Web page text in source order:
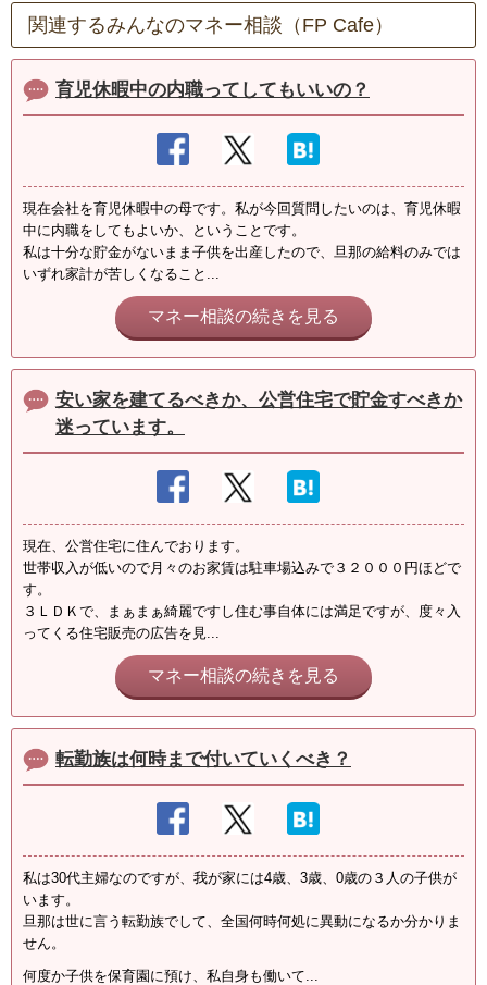
関連するみんなのマネー相談（FP Cafe）
育児休暇中の内職ってしてもいいの？
現在会社を育児休暇中の母です。私が今回質問したいのは、育児休暇
中に内職をしてもよいか、ということです。
私は十分な貯金がないまま子供を出産したので、旦那の給料のみでは
いずれ家計が苦しくなること...
マネー相談の続きを見る
安い家を建てるべきか、公営住宅で貯金すべきか
迷っています。
現在、公営住宅に住んでおります。
世帯収入が低いので月々のお家賃は駐車場込みで３２０００円ほどで
す。
３ＬＤＫで、まぁまぁ綺麗ですし住む事自体には満足ですが、度々入
ってくる住宅販売の広告を見...
マネー相談の続きを見る
転勤族は何時まで付いていくべき？
私は30代主婦なのですが、我が家には4歳、3歳、0歳の３人の子供が
います。
旦那は世に言う転勤族でして、全国何時何処に異動になるか分かりま
せん。
何度か子供を保育園に預け、私自身も働いて...